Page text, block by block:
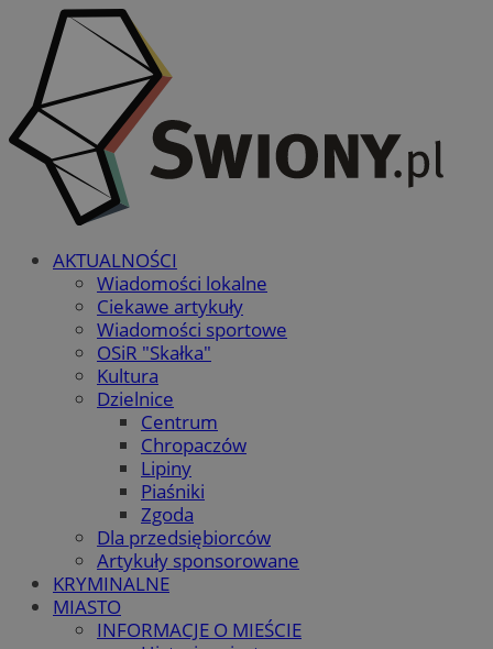
AKTUALNOŚCI
Wiadomości lokalne
Ciekawe artykuły
Wiadomości sportowe
OSiR "Skałka"
Kultura
Dzielnice
Centrum
Chropaczów
Lipiny
Piaśniki
Zgoda
Dla przedsiębiorców
Artykuły sponsorowane
KRYMINALNE
MIASTO
INFORMACJE O MIEŚCIE